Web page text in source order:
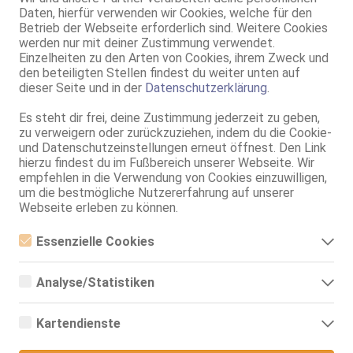
Daten, hierfür verwenden wir Cookies, welche für den
Betrieb der Webseite erforderlich sind. Weitere Cookies
werden nur mit deiner Zustimmung verwendet.
Einzelheiten zu den Arten von Cookies, ihrem Zweck und
den beteiligten Stellen findest du weiter unten auf
dieser Seite und in der Datenschutzerklärung.
Es steht dir frei, deine Zustimmung jederzeit zu geben,
zu verweigern oder zurückzuziehen, indem du die Cookie-
und Datenschutzeinstellungen erneut öffnest. Den Link
hierzu findest du im Fußbereich unserer Webseite. Wir
empfehlen in die Verwendung von Cookies einzuwilligen,
um die bestmögliche Nutzererfahrung auf unserer
Webseite erleben zu können.
Essenzielle Cookies
Essenzielle Cookies sind alle notwendigen Cookies, die für den
ermöglicht werden. Die Webseite kann ohne diese Cookies nicht
Analyse/Statistiken
Analyse- bzw. Statistikcookies sind Cookies, die der Analyse der
Zugriffsstatistiken dienen. Sie helfen den Webseiten-Besitzern zu
Kartendienste
Nürnberg
Nikita DT+AV+Sq****ting
ZK, AV, 69, GF6, DT, NSa, dominant
Bamberg
Jessica
75B, KF 34/36, 1.60m, total rasiert, asiatisch
ZK, 69, GF6, Franz b. Ihr, BV, Schmu., Kuscheln, Körperküs.
Landshut
Sandy LA Fun